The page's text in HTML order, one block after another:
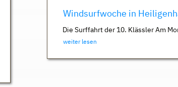
Windsurfwoche in
Die Surffahrt der 10. Klässler Am
weiter lesen